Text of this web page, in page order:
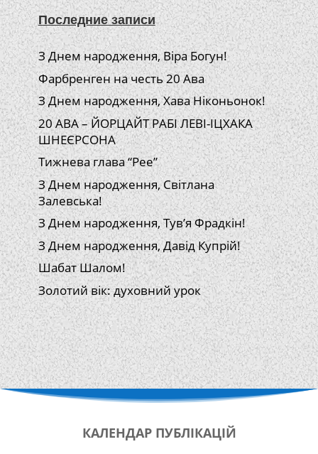
Последние записи
З Днем народження, Віра Богун!
Фарбренген на честь 20 Ава
З Днем народження, Хава Ніконьонок!
20 АВА – ЙОРЦАЙТ РАБІ ЛЕВІ-ІЦХАКА
ШНЕЄРСОНА
Тижнева глава “Рее”
З Днем народження, Світлана
Залевська!
З Днем народження, Тув’я Фрадкін!
З Днем народження, Давід Купрій!
Шабат Шалом!
Золотий вік: духовний урок
КАЛЕНДАР ПУБЛІКАЦІЙ